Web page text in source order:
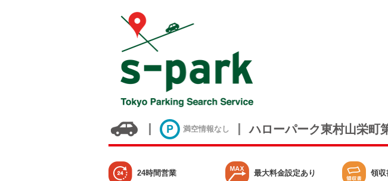
満空情報なし ハローパーク東村山栄町
24時間営業 最大料金設定あり 領収